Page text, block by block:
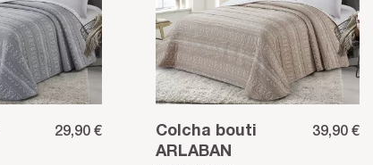
29,90 €
Colcha bouti
ARLABAN
39,90 €